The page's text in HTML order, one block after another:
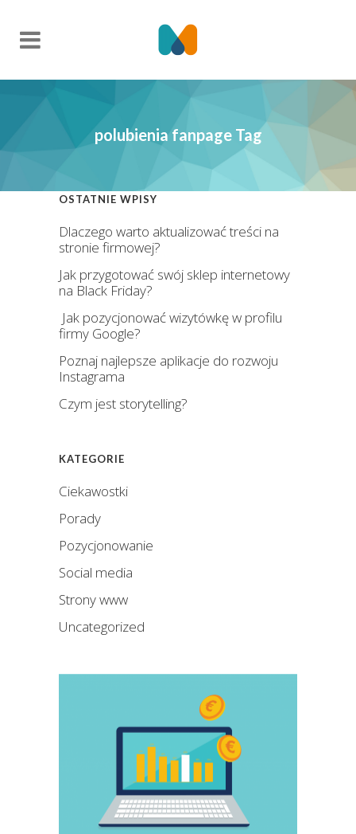
polubienia fanpage Tag
OSTATNIE WPISY
Dlaczego warto aktualizować treści na
stronie firmowej?
Jak przygotować swój sklep internetowy
na Black Friday?
Jak pozycjonować wizytówkę w profilu
firmy Google?
Poznaj najlepsze aplikacje do rozwoju
Instagrama
Czym jest storytelling?
KATEGORIE
Ciekawostki
Porady
Pozycjonowanie
Social media
Strony www
Uncategorized